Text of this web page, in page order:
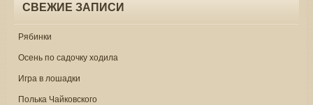
СВЕЖИЕ ЗАПИСИ
Рябинки
Осень по садочку ходила
Игра в лошадки
Полька Чайковского